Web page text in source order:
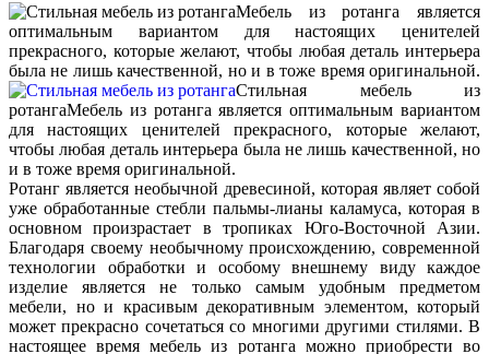
Мебель из ротанга является
оптимальным вариантом для настоящих ценителей
прекрасного, которые желают, чтобы любая деталь интерьера
была не лишь качественной, но и в тоже время оригинальной.
Стильная мебель из
ротангаМебель из ротанга является оптимальным вариантом
для настоящих ценителей прекрасного, которые желают,
чтобы любая деталь интерьера была не лишь качественной, но
и в тоже время оригинальной.
Ротанг является необычной древесиной, которая являет собой
уже обработанные стебли пальмы-лианы каламуса, которая в
основном произрастает в тропиках Юго-Восточной Азии.
Благодаря своему необычному происхождению, современной
технологии обработки и особому внешнему виду каждое
изделие является не только самым удобным предметом
мебели, но и красивым декоративным элементом, который
может прекрасно сочетаться со многими другими стилями. В
настоящее время мебель из ротанга можно приобрести во